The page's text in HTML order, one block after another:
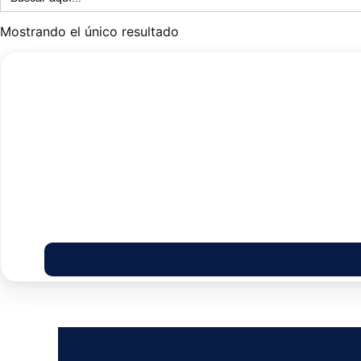
Mostrando el único resultado